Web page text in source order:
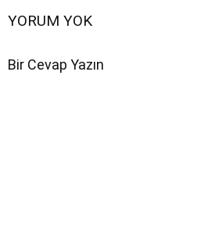
YORUM YOK
Bir Cevap Yazın